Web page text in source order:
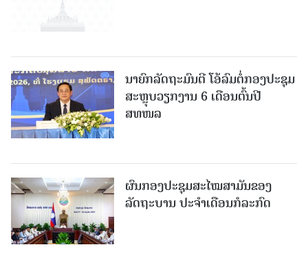
ນາຍົກລັດຖະມົນຕີ ໂອ້ລົມຕໍ່ກອງປະຊຸມ
ສະຫຼຸບວຽກງານ 6 ເດືອນຕົ້ນປີ
ສທໜລ
ຜົນກອງປະຊຸມສະໄໝສາມັນຂອງ
ລັດຖະບານ ປະຈຳເດືອນກໍລະກົດ